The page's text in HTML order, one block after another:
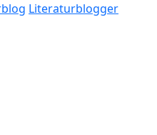
Literaturblogger